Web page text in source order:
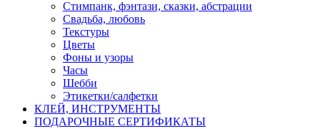
Стимпанк, фэнтази, сказки, абстрации
Свадьба, любовь
Текстуры
Цветы
Фоны и узоры
Часы
Шебби
Этикетки/салфетки
КЛЕЙ, ИНСТРУМЕНТЫ
ПОДАРОЧНЫЕ СЕРТИФИКАТЫ